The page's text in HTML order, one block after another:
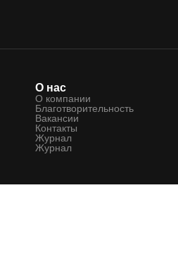
О нас
О компании
Благотворительность
Вакансии
Контакты
Журнал
Журнал